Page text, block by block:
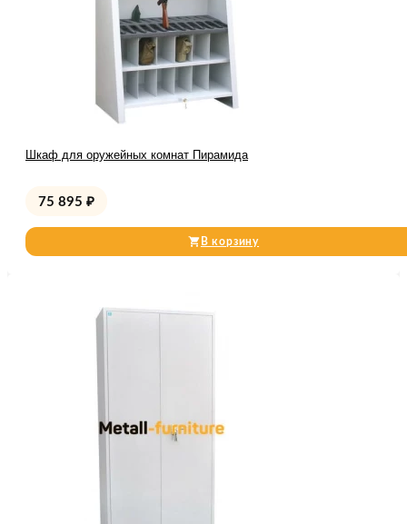
Шкаф для оружейных комнат Пирамида
75 895 ₽
В корзину